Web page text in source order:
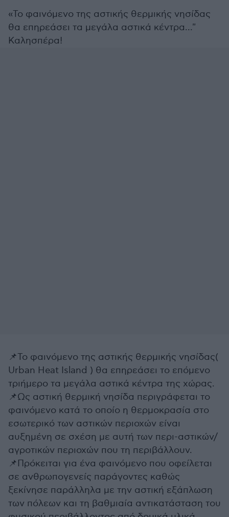
«Το φαινόμενο της αστικής θερμικής νησίδας
θα επηρεάσει τα μεγάλα αστικά κέντρα..."
Καλησπέρα!
📌Το φαινόμενο της αστικής θερμικής νησίδας(
Urban Heat Island ) θα επηρεάσει το επόμενο
τριήμερο τα μεγάλα αστικά κέντρα της χώρας.
📌Ως αστική θερμική νησίδα περιγράφεται το
φαινόμενο κατά το οποίο η θερμοκρασία στο
εσωτερικό των αστικών περιοχών είναι
αυξημένη σε σχέση με αυτή των περι-αστικών/
αγροτικών περιοχών που τη περιβάλλουν.
📌Πρόκειται για ένα φαινόμενο που οφείλεται
σε ανθρωπογενείς παράγοντες καθώς
ξεκίνησε παράλληλα με την αστική εξάπλωση
των πόλεων και τη βαθμιαία αντικατάσταση του